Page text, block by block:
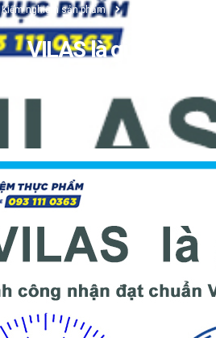
Kiểm nghiệm sản phẩm VILAS là gì? Quy
VILAS là gì? Quy